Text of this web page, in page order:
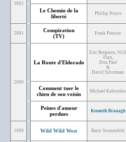
2002
Le Chemin de la
liberté
Phillip Noyce
2001
Conspiration
(TV)
Frank Pierson
2000
La Route d'Eldorado
Eric Bergeron, Will
Finn,
Don Paul
&
David Silverman
Comment tuer le
chien de son voisin
Michael Kalesniko
Peines d'amour
perdues
Kenneth Branagh
1999 Wild Wild West Barry Sonnenfeld